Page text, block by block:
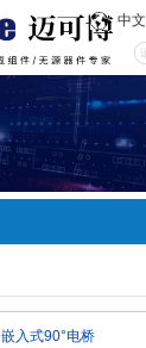
中文
嵌入式90°电桥